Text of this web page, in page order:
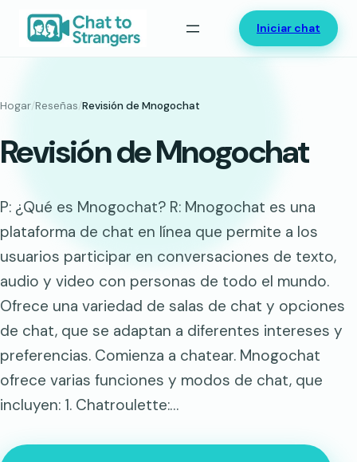
Saltar
contenido
Iniciar chat
Hogar/Reseñas/Revisión de Mnogochat
Revisión de Mnogochat
P: ¿Qué es Mnogochat? R: Mnogochat es una
plataforma de chat en línea que permite a los
usuarios participar en conversaciones de texto,
audio y video con personas de todo el mundo.
Ofrece una variedad de salas de chat y opciones
de chat, que se adaptan a diferentes intereses y
preferencias. Comienza a chatear. Mnogochat
ofrece varias funciones y modos de chat, que
incluyen: 1. Chatroulette:…